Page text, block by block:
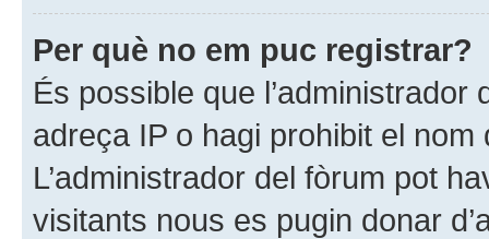
Per què no em puc registrar?
És possible que
adreça IP o hagi prohibit el nom
L’administrador del fòrum pot
visitants nous es pugin donar